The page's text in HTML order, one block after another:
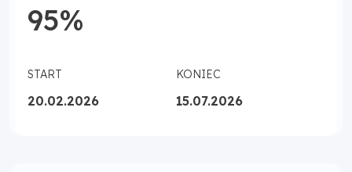
95%
START
20.02.2026
KONIEC
15.07.2026